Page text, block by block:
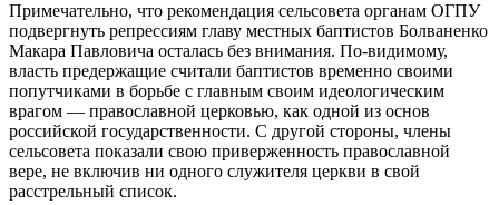
Примечательно, что рекомендация сельсовета органам ОГПУ
подвергнуть репрессиям главу местных баптистов Болваненко
Макара Павловича осталась без внимания. По-видимому,
власть предержащие считали баптистов временно своими
попутчиками в борьбе с главным своим идеологическим
врагом — православной церковью, как одной из основ
российской государственности. С другой стороны, члены
сельсовета показали свою приверженность православной
вере, не включив ни одного служителя церкви в свой
расстрельный список.